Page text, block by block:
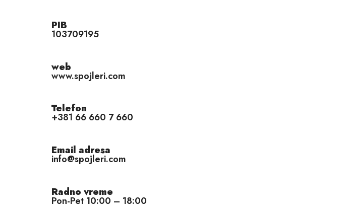
PIB
103709195
web
www.spojleri.com
Telefon
+381 66 660 7 660
Email adresa
info@spojleri.com
Radno vreme
Pon-Pet 10:00 – 18:00